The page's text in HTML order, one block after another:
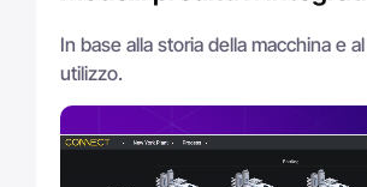
In base alla storia della macchina e al
utilizzo.